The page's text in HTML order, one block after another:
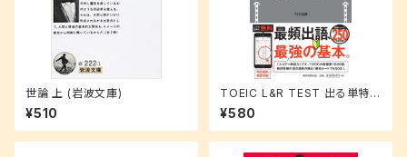
世論 上 (岩波文庫)
¥510
TOEIC L&R TEST 出る単特急
銀のフレーズ
¥580